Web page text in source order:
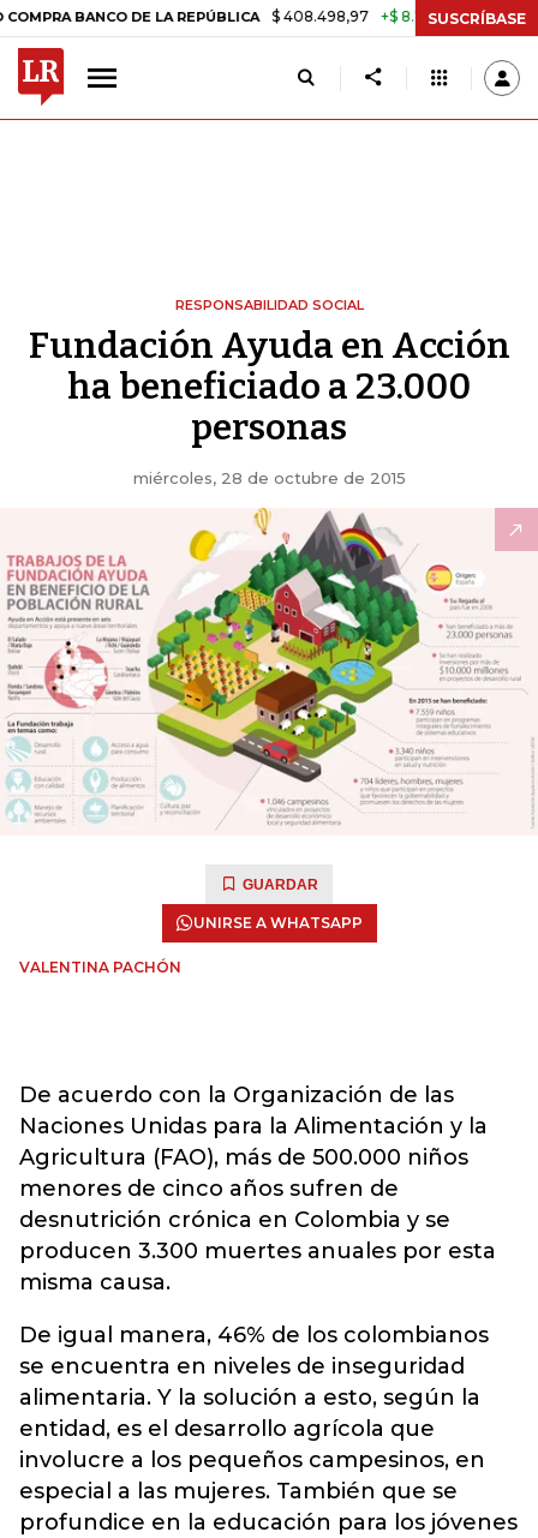
BANCO DE LA REPÚBLICA $ 408.498,97 +$ 8.753,81 +2,19% TASA
SUSCRÍBASE
RESPONSABILIDAD SOCIAL
Fundación Ayuda en Acción
ha beneficiado a 23.000
personas
miércoles, 28 de octubre de 2015
GUARDAR
UNIRSE A WHATSAPP
VALENTINA PACHÓN
De acuerdo con la Organización de las
Naciones Unidas para la Alimentación y la
Agricultura (FAO), más de 500.000 niños
menores de cinco años sufren de
desnutrición crónica en Colombia y se
producen 3.300 muertes anuales por esta
misma causa.
De igual manera, 46% de los colombianos
se encuentra en niveles de inseguridad
alimentaria. Y la solución a esto, según la
entidad, es el desarrollo agrícola que
involucre a los pequeños campesinos, en
especial a las mujeres. También que se
profundice en la educación para los jóvenes